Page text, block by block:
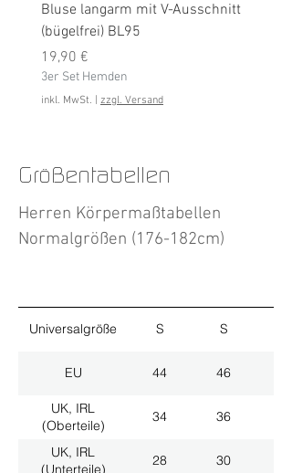
Bluse langarm mit V-Ausschnitt
(bügelfrei) BL95
Preis
19,90 €
3er Set Hemden
inkl. MwSt. zzgl. Versand
Größentabellen
Herren Körpermaßtabellen
Normalgrößen (176-182cm)
Universalgröße S S
EU 44 46
UK, IRL
(Oberteile)
34 36
UK, IRL
(Unterteile)
28 30